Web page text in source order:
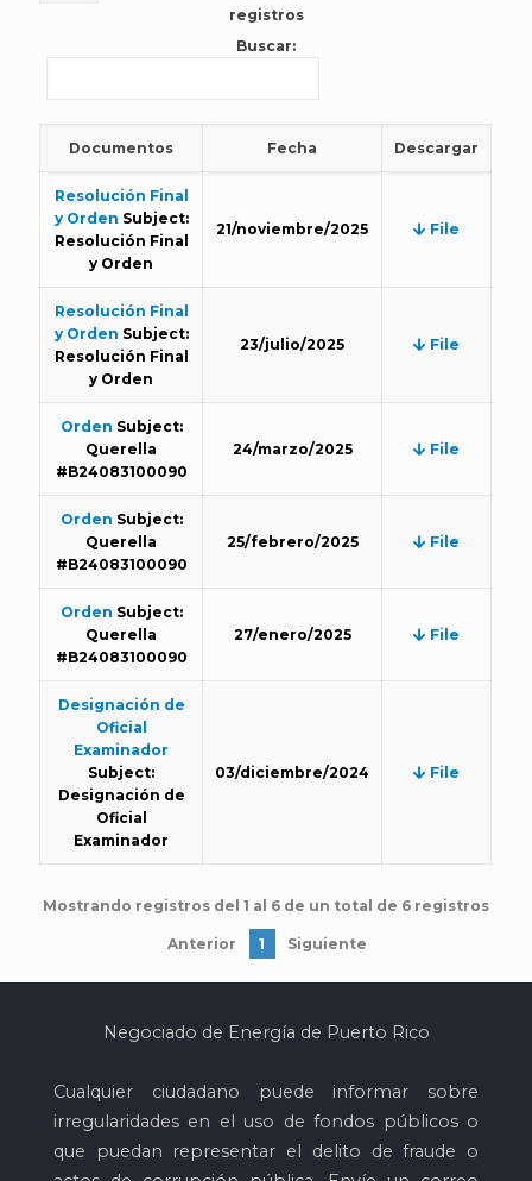
registros
Buscar:
Documentos Fecha Descargar
Resolución Final
y Orden Subject:
Resolución Final
y Orden
21/noviembre/2025 File
Resolución Final
y Orden Subject:
Resolución Final
y Orden
23/julio/2025 File
Orden Subject:
Querella
#B24083100090
24/marzo/2025 File
Orden Subject:
Querella
#B24083100090
25/febrero/2025 File
Orden Subject:
Querella
#B24083100090
27/enero/2025 File
Designación de
Oficial
Examinador
Subject:
Designación de
Oficial
Examinador
03/diciembre/2024 File
Mostrando registros del 1 al 6 de un total de 6 registros
Anterior 1 Siguiente
Negociado de Energía de Puerto Rico
Cualquier ciudadano puede informar sobre
irregularidades en el uso de fondos públicos o
que puedan representar el delito de fraude o